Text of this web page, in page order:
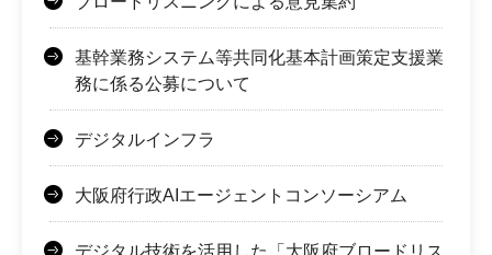
基幹業務システム等共同化基本計画策定支援業
務に係る公募について
デジタルインフラ
大阪府行政AIエージェントコンソーシアム
デジタル技術を活用した「大阪府ブロードリス